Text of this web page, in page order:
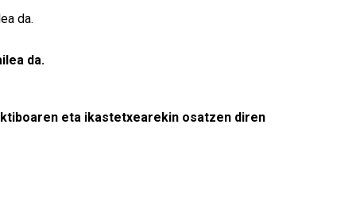
da.
da.
eta ikastetxearekin osatzen diren